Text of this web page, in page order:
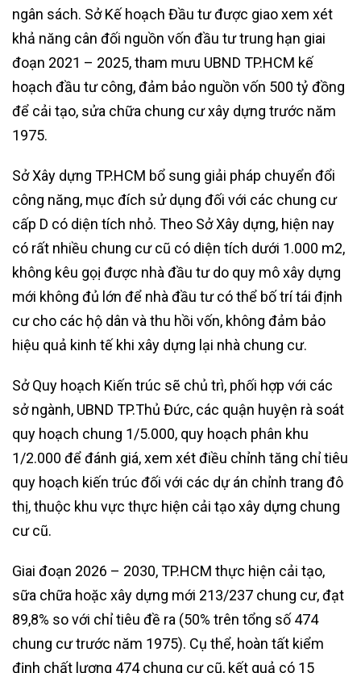
ngân sách. Sở Kế hoạch Đầu tư được giao xem xét
khả năng cân đối nguồn vốn đầu tư trung hạn giai
đoạn 2021 – 2025, tham mưu UBND TP.HCM kế
hoạch đầu tư công, đảm bảo nguồn vốn 500 tỷ đồng
để cải tạo, sửa chữa chung cư xây dựng trước năm
1975.
Sở Xây dựng TP.HCM bổ sung giải pháp chuyển đổi
công năng, mục đích sử dụng đối với các chung cư
cấp D có diện tích nhỏ. Theo Sở Xây dựng, hiện nay
có rất nhiều chung cư cũ có diện tích dưới 1.000 m2,
không kêu gọị được nhà đầu tư do quy mô xây dựng
mới không đủ lớn để nhà đầu tư có thể bố trí tái định
cư cho các hộ dân và thu hồi vốn, không đảm bảo
hiệu quả kinh tế khi xây dựng lại nhà chung cư.
Sở Quy hoạch Kiến trúc sẽ chủ trì, phối hợp với các
sở ngành, UBND TP.Thủ Đức, các quận huyện rà soát
quy hoạch chung 1/5.000, quy hoạch phân khu
1/2.000 để đánh giá, xem xét điều chỉnh tăng chỉ tiêu
quy hoạch kiến trúc đối với các dự án chỉnh trang đô
thị, thuộc khu vực thực hiện cải tạo xây dựng chung
cư cũ.
Giai đoạn 2026 – 2030, TP.HCM thực hiện cải tạo,
sữa chữa hoặc xây dựng mới 213/237 chung cư, đạt
89,8% so với chỉ tiêu đề ra (50% trên tổng số 474
chung cư trước năm 1975). Cụ thể, hoàn tất kiểm
định chất lượng 474 chung cư cũ, kết quả có 15